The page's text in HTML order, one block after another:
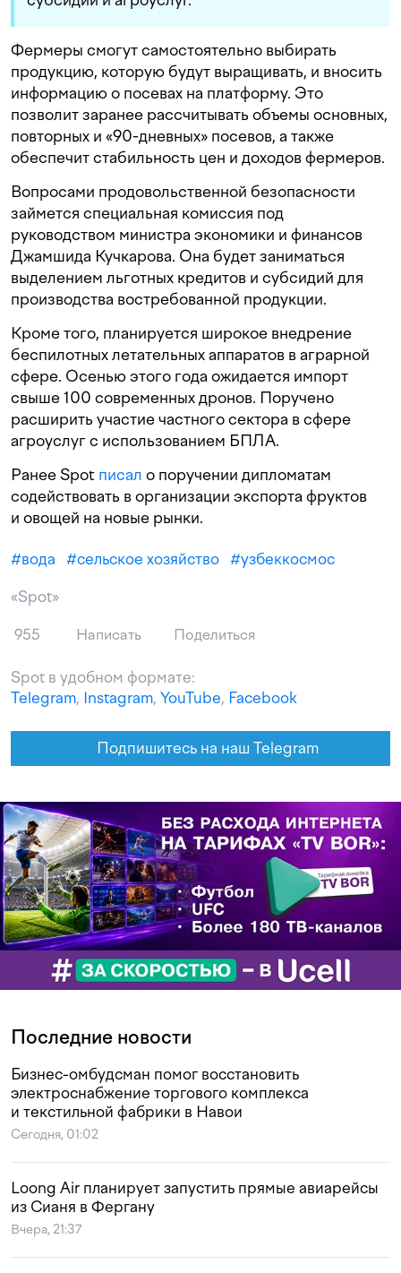
Фермеры смогут самостоятельно выбирать
продукцию, которую будут выращивать, и вносить
информацию о посевах на платформу. Это
позволит заранее рассчитывать объемы основных,
повторных и «90-дневных» посевов, а также
обеспечит стабильность цен и доходов фермеров.
Вопросами продовольственной безопасности
займется специальная комиссия под
руководством министра экономики и финансов
Джамшида Кучкарова. Она будет заниматься
выделением льготных кредитов и субсидий для
производства востребованной продукции.
Кроме того, планируется широкое внедрение
беспилотных летательных аппаратов в аграрной
сфере. Осенью этого года ожидается импорт
свыше 100 современных дронов. Поручено
расширить участие частного сектора в сфере
агроуслуг с использованием БПЛА.
Ранее Spot писал о поручении дипломатам
содействовать в организации экспорта фруктов
и овощей на новые рынки.
#вода #сельское хозяйство #узбеккосмос
«Spot»
955 Написать Поделиться
Spot в удобном формате:
Telegram, Instagram, YouTube, Facebook
Подпишитесь на наш Telegram
Последние новости
Бизнес-омбудсман помог восстановить
электроснабжение торгового комплекса
и текстильной фабрики в Навои
Сегодня, 01:02
Loong Air планирует запустить прямые авиарейсы
из Сианя в Фергану
Вчера, 21:37